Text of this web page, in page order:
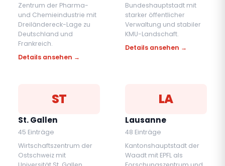
Zentrum der Pharma-
und Chemieindustrie mit
Dreiländereck-Lage zu
Deutschland und
Frankreich.
Details ansehen →
Bundeshauptstadt mit
starker öffentlicher
Verwaltung und stabiler
KMU-Landschaft.
Details ansehen →
ST
St. Gallen
45 Einträge
Wirtschaftszentrum der
Ostschweiz mit
LA
Lausanne
48 Einträge
Kantonshauptstadt der
Waadt mit EPFL als